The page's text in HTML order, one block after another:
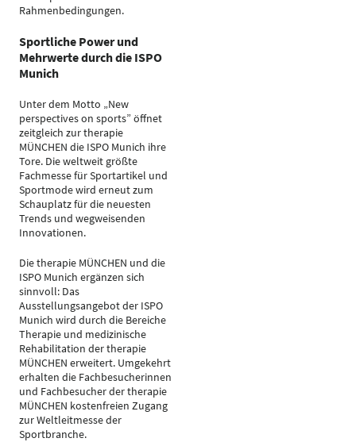
Rahmenbedingungen.
Sportliche Power und
Mehrwerte durch die ISPO
Munich
Unter dem Motto „New
perspectives on sports” öffnet
zeitgleich zur therapie
MÜNCHEN die ISPO Munich ihre
Tore. Die weltweit größte
Fachmesse für Sportartikel und
Sportmode wird erneut zum
Schauplatz für die neuesten
Trends und wegweisenden
Innovationen.
Die therapie MÜNCHEN und die
ISPO Munich ergänzen sich
sinnvoll: Das
Ausstellungsangebot der ISPO
Munich wird durch die Bereiche
Therapie und medizinische
Rehabilitation der therapie
MÜNCHEN erweitert. Umgekehrt
erhalten die Fachbesucherinnen
und Fachbesucher der therapie
MÜNCHEN kostenfreien Zugang
zur Weltleitmesse der
Sportbranche.